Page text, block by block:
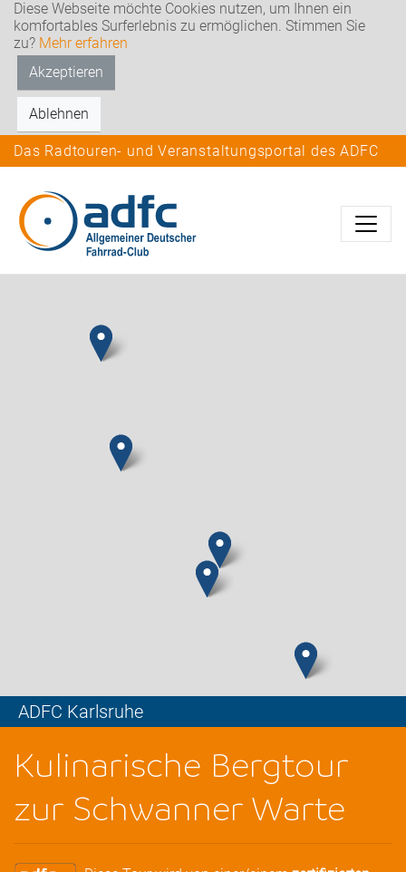
Diese Webseite möchte Cookies nutzen, um Ihnen ein
komfortables Surferlebnis zu ermöglichen. Stimmen Sie
zu? Mehr erfahren
Akzeptieren
Ablehnen
Das Radtouren- und Veranstaltungsportal des ADFC
ADFC Karlsruhe
Kulinarische Bergtour
zur Schwanner Warte